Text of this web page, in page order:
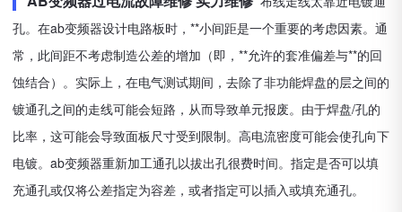
孔。在ab变频器设计电路板时，**小间距是一个重要的考虑因素。通
常，此间距不考虑制造公差的增加（即，**允许的套准偏差与**的回
蚀结合）。实际上，在电气测试期间，去除了非功能焊盘的层之间的
镀通孔之间的走线可能会短路，从而导致单元报废。由于焊盘/孔的
比率，这可能会导致面板尺寸受到限制。高电流密度可能会使孔向下
电镀。ab变频器重新加工通孔以拔出孔很费时间。指定是否可以填
充通孔或仅将公差指定为容差，或者指定可以插入或填充通孔。